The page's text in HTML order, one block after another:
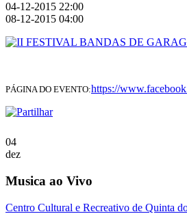
04-12-2015 22:00
08-12-2015 04:00
PÁGINA DO EVENTO:https://
04
dez
Musica ao Vivo
Centro Cultural e Recreativo de Quinta